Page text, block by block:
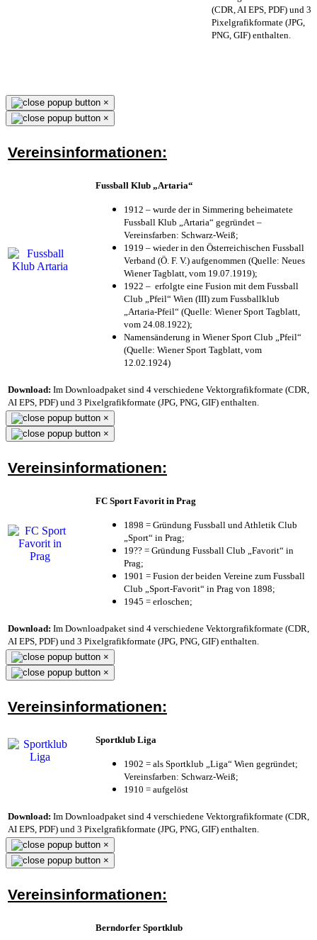
(CDR, AI EPS, PDF) und 3
Pixelgrafikformate (JPG,
PNG, GIF) enthalten.
×
×
Vereinsinformationen:
Fussball Klub „Artaria“
1912 – wurde der in Simmering beheimatete
Fussball Klub „Artaria“ gegründet –
Vereinsfarben: Schwarz-Weiß;
1919 – wieder in den Österreichischen Fussball
Verband (Ö. F. V.) aufgenommen (Quelle: Neues
Wiener Tagblatt, vom 19.07.1919);
1922 – erfolgte eine Fusion mit dem Fussball
Club „Pfeil“ Wien (III) zum Fussballklub
„Artaria-Pfeil“ (Quelle: Wiener Sport Tagblatt,
vom 24.08.1922);
Namensänderung in Wiener Sport Club „Pfeil“
(Quelle: Wiener Sport Tagblatt, vom
12.02.1924)
Download: Im Downloadpaket sind 4 verschiedene Vektorgrafikformate (CDR,
AI EPS, PDF) und 3 Pixelgrafikformate (JPG, PNG, GIF) enthalten.
×
×
Vereinsinformationen:
FC Sport Favorit in Prag
1898 = Gründung Fussball und Athletik Club
„Sport“ in Prag;
19?? = Gründung Fussball Club „Favorit“ in
Prag;
1901 = Fusion der beiden Vereine zum Fussball
Club „Sport-Favorit“ in Prag von 1898;
1945 = erloschen;
Download: Im Downloadpaket sind 4 verschiedene Vektorgrafikformate (CDR,
AI EPS, PDF) und 3 Pixelgrafikformate (JPG, PNG, GIF) enthalten.
×
×
Vereinsinformationen:
Sportklub Liga
1902 = als Sportklub „Liga“ Wien gegründet;
Vereinsfarben: Schwarz-Weiß;
1910 = aufgelöst
Download: Im Downloadpaket sind 4 verschiedene Vektorgrafikformate (CDR,
AI EPS, PDF) und 3 Pixelgrafikformate (JPG, PNG, GIF) enthalten.
×
×
Vereinsinformationen:
Berndorfer Sportklub